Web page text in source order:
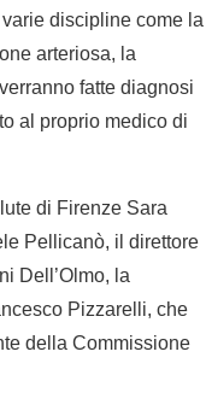
discipline come la
arteriosa, la
fatte diagnosi
al proprio medico di
di Firenze Sara
Pellicanò, il direttore
Dell’Olmo, la
Pizzarelli, che
della Commissione